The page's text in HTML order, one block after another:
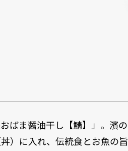
ばま醤油干し【鯖】」。濱の
）に入れ、伝統食とお魚の旨